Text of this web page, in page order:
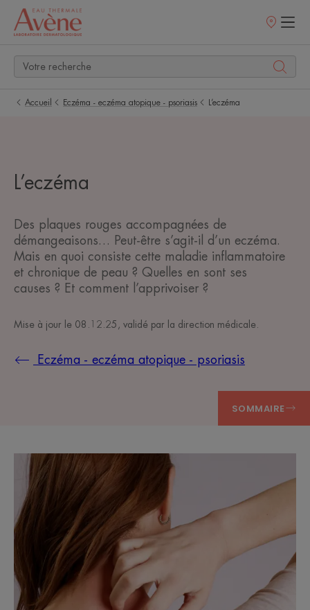
Points
Accueil Eczéma - eczéma atopique - psoriasis L’eczéma
L’eczéma
Des plaques rouges accompagnées de
démangeaisons… Peut-être s’agit-il d’un eczéma.
Mais en quoi consiste cette maladie inflammatoire
et chronique de peau ? Quelles en sont ses
causes ? Et comment l’apprivoiser ?
Mise à jour le 08.12.25 , validé par la direction médicale
Eczéma - eczéma atopique - psoriasis
SOMMAIRE